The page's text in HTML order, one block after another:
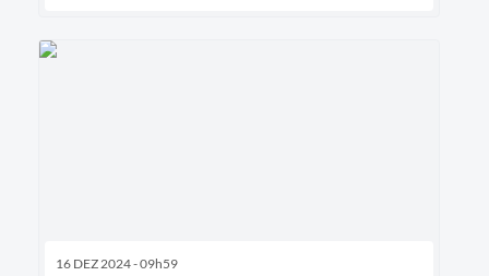
16 DEZ 2024 - 09h59